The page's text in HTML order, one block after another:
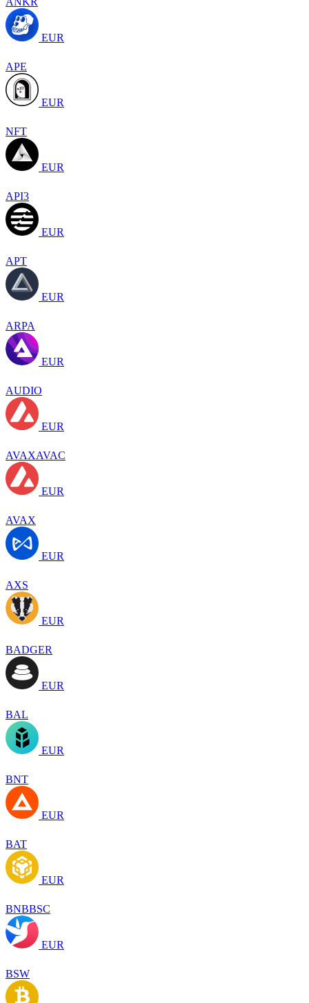
EUR
APE
EUR
NFT
EUR
API3
EUR
APT
EUR
ARPA
EUR
AUDIO
EUR
AVAXAVAC
EUR
AVAX
EUR
AXS
EUR
BADGER
EUR
BAL
EUR
BNT
EUR
BAT
EUR
BNBBSC
EUR
BSW